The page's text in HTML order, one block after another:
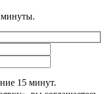
минуты.
15 минут.